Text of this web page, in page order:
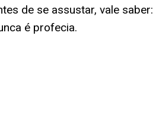
de se assustar, vale saber:
é profecia.